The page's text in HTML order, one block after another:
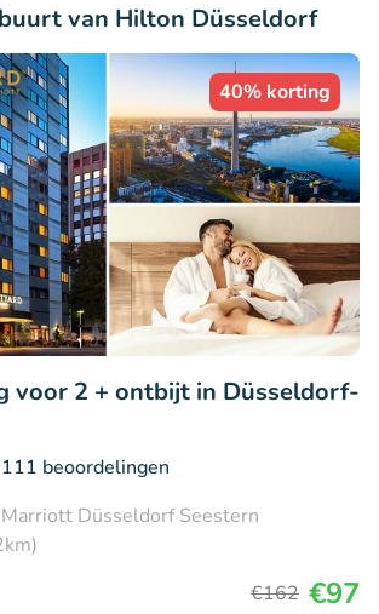
van Hilton Düsseldorf
40% korting
voor 2 + ontbijt in Düsseldorf-
beoordelingen
Düsseldorf Seestern
€162 €97